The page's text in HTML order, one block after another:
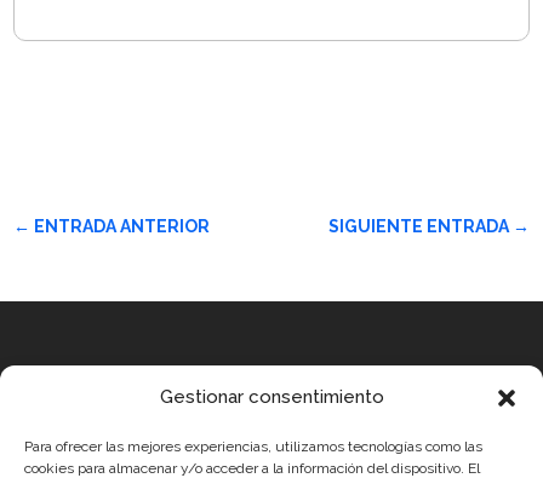
Gestionar consentimiento
Para ofrecer las mejores experiencias, utilizamos tecnologías como las
cookies para almacenar y/o acceder a la información del dispositivo. El
← ENTRADA ANTERIOR SIGUIENTE ENTRADA→
Equipo
ROBOTIX CASTELLÓN